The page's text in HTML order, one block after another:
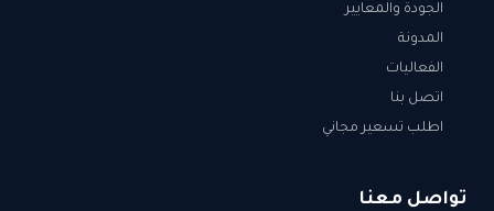
الجودة والمعايير
المدونة
الفعاليات
اتصل بنا
اطلب تسعير مجاني
تواصل معنا